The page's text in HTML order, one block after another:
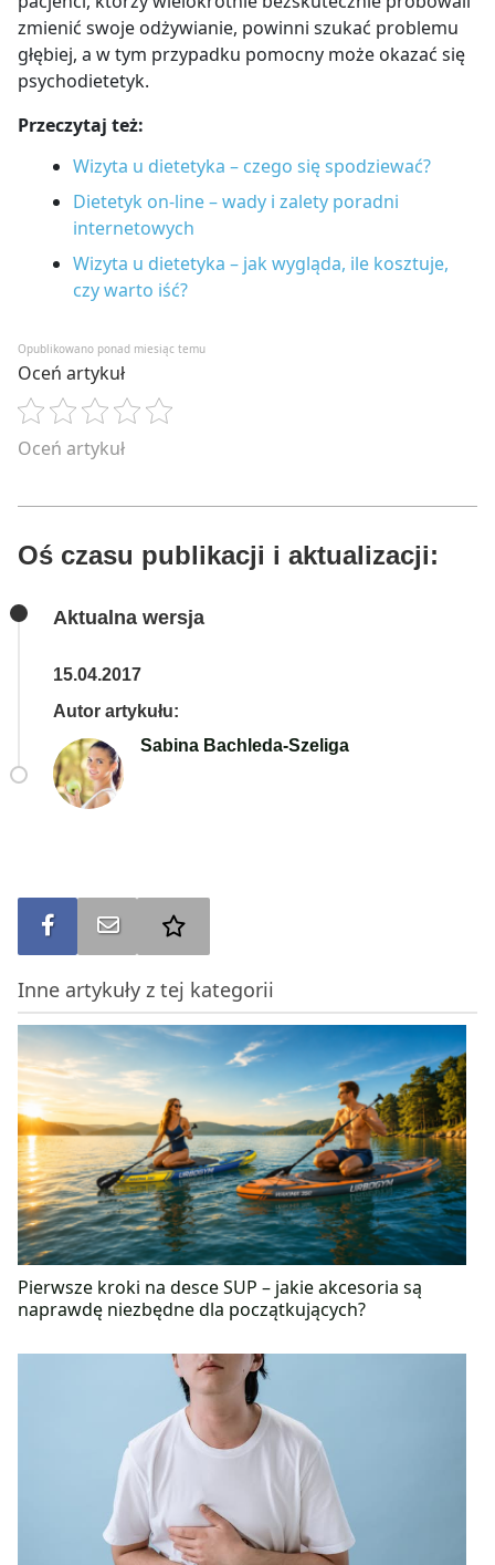
zmienić swoje odżywianie, powinni szukać problemu
głębiej, a w tym przypadku pomocny może okazać się
psychodietetyk.
Przeczytaj też:
Wizyta u dietetyka – czego się spodziewać?
Dietetyk on-line – wady i zalety poradni
internetowych
Wizyta u dietetyka – jak wygląda, ile kosztuje,
czy warto iść?
Opublikowano ponad miesiąc temu
Oceń artykuł
Oceń artykuł
Oś czasu publikacji i aktualizacji:
Aktualna wersja
15.04.2017
Autor artykułu:
Sabina Bachleda-Szeliga
Udostępnij na FBWyślij na e-mail
Inne artykuły z tej kategorii
Pierwsze kroki na desce SUP – jakie akcesoria są
naprawdę niezbędne dla początkujących?